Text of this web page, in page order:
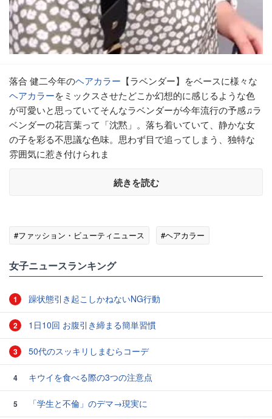
落合 健二今年のヘアカラー 【ラベンダー】をベースに様々な
ヘアカラーをミックスさせたどこか幻想的に感じるような色
が可愛いと思っていてそんなラベンダーが今年流行の予感♫ラ
ベンダーの花言葉って「沈黙」。落ち着いていて、静かな女
の子を彩る不思議な色味。思わず目で追ってしまう、独特な
雰囲気に惹き付けられま
続きを読む
#ファッション・ビューティニュース #ヘアカラー
女子ニュースランキング
1 躁状態引き起こしかねないNG行動
2 1日10回 お腹引き締まる簡単習慣
3 50代のスッキリしまむらコーデ
4 キウイを食べる際の3つの注意点
5
「学生と不倫」のデマ→現実に